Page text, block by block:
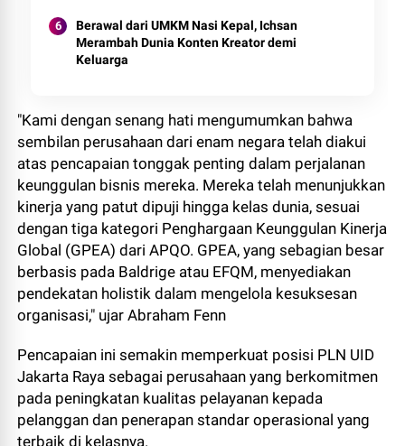
Berawal dari UMKM Nasi Kepal, Ichsan
Merambah Dunia Konten Kreator demi
Keluarga
"Kami dengan senang hati mengumumkan bahwa
sembilan perusahaan dari enam negara telah diakui
atas pencapaian tonggak penting dalam perjalanan
keunggulan bisnis mereka. Mereka telah menunjukkan
kinerja yang patut dipuji hingga kelas dunia, sesuai
dengan tiga kategori Penghargaan Keunggulan Kinerja
Global (GPEA) dari APQO. GPEA, yang sebagian besar
berbasis pada Baldrige atau EFQM, menyediakan
pendekatan holistik dalam mengelola kesuksesan
organisasi," ujar Abraham Fenn
Pencapaian ini semakin memperkuat posisi PLN UID
Jakarta Raya sebagai perusahaan yang berkomitmen
pada peningkatan kualitas pelayanan kepada
pelanggan dan penerapan standar operasional yang
terbaik di kelasnya.